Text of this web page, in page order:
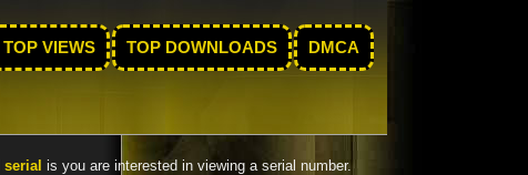
TOP VIEWS TOP DOWNLOADS DMCA
serial is you are interested in viewing a serial number.